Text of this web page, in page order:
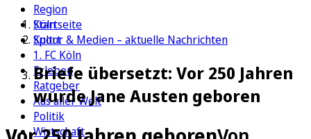
Region
Köln
Sport
1. FC Köln
Erleben
Ratgeber
Aus aller Welt
Politik
Wirtschaft
Startseite
Kultur & Medien – aktuelle Nachrichten
Briefe übersetzt: Vor 250 Jahren
wurde Jane Austen geboren